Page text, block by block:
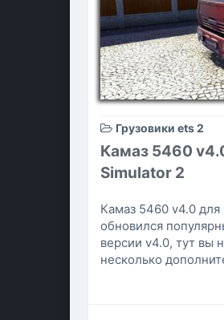
Грузовики ets 2
Камаз 5460
Simulator 2
Камаз 5460 v4.0
обновился
версии v4.0, тут вы
несколько